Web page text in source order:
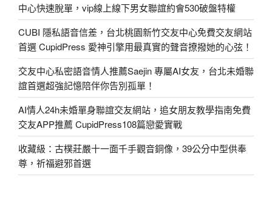
中心快速脫單，vip線上線下男女聯誼約會530破盤特權
CUBI 隱私語音信差，台北桃園新竹交友中心免費交友網站
首選 CupidPress 愛神引擎用最真實的聲音撩撥她的心弦！
交友中心私密語音情人推薦Saejin 專屬AI女友，台北未婚聯
誼首選超強記憶陪伴你告別孤單！
AI情人24h未婚單身聯誼交友網站，追女朋友教學指南免費
交友APP推薦 CupidPress108篇戀愛實戰
收藏級：古樸莊嚴十一面千手觀音銅像，39公分中型供奉
尊，祈福避邪首選